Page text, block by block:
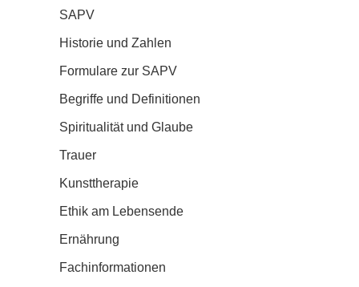
SAPV
Historie und Zahlen
Formulare zur SAPV
Begriffe und Definitionen
Spiritualität und Glaube
Trauer
Kunsttherapie
Ethik am Lebensende
Ernährung
Fachinformationen